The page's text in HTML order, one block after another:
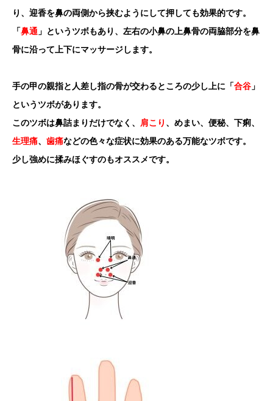
り、迎香を鼻の両側から挟むようにして押しても効果的です。
「鼻通 」というツボもあり、左右の小鼻の上鼻骨の両脇部分を鼻
骨に沿って上下にマッサージします。
手の甲の親指と人差し指の骨が交わるところの少し上に「合谷 」
というツボがあります。
このツボは鼻詰まりだけでなく、 肩こり 、めまい、便秘、下痢、
生理痛、 歯痛などの色々な症状に効果のある万能なツボです。
少し強めに揉みほぐすのもオススメです。